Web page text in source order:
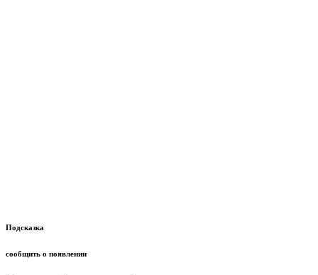
Подсказка
сообщить о появлении